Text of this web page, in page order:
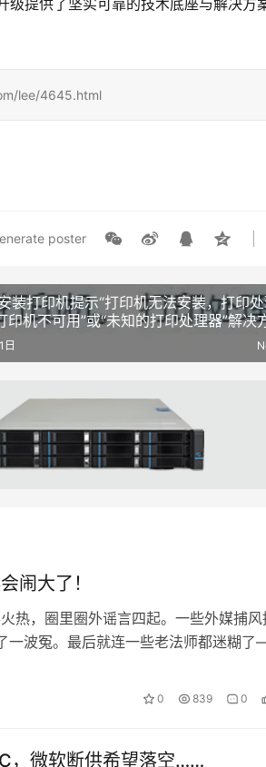
级提供了坚实可靠的技术底座与解决方
lee/4645.html
poster
装打印机提示“打印机无法安装，打印
印机不可用”或“未知的打印处理器”解决
日
闹大了！
热，圈里圈外谣言四起。一些外媒捕风
一波冤。最后就连一些老法师都迷糊
0 839 0
，微软断供希望落空……